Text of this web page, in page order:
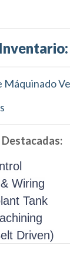
Máquinado
Wiring
Tank
Driven)